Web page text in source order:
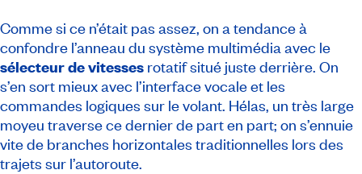
Comme si ce n’était pas assez, on a tendance à
confondre l’anneau du système multimédia avec le
sélecteur de vitesses rotatif situé juste derrière. On
s’en sort mieux avec l’interface vocale et les
commandes logiques sur le volant. Hélas, un très large
moyeu traverse ce dernier de part en part; on s’ennuie
vite de branches horizontales traditionnelles lors des
trajets sur l’autoroute.